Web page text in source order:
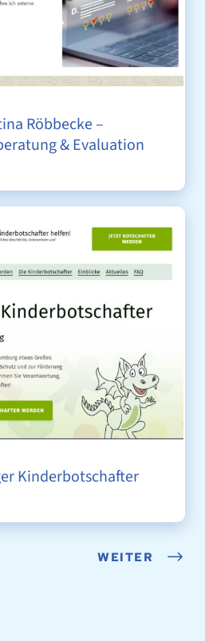
Röbbecke –
& Evaluation
Kinderbotschafter
WEITER